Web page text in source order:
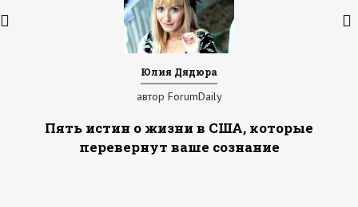
Юлия Дядюра
автор ForumDaily
Пять истин о жизни в США, которые
перевернут ваше сознание